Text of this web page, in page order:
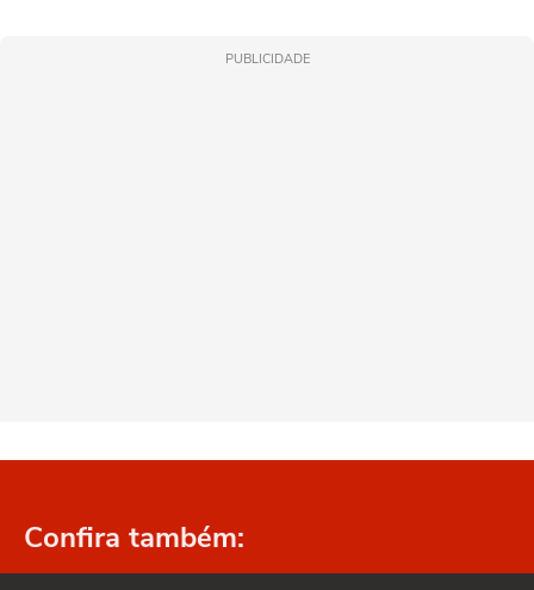
PUBLICIDADE
Confira também: